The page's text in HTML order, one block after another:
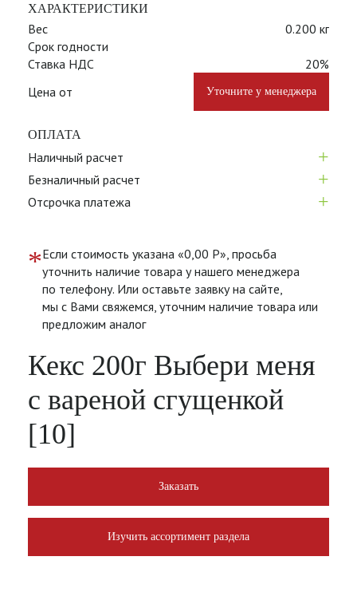
Кекс 200г Выбери меня
с вареной сгущенкой
[10]
ХАРАКТЕРИСТИКИ
Вес
0.200 кг
Срок годности
Ставка НДС
20%
Цена от
Уточните у менеджера
ОПЛАТА
Наличный расчет +
Безналичный расчет +
Отсрочка платежа +
*Если стоимость указана «0,00 Р», просьба
уточнить наличие товара у нашего менеджера
по телефону. Или оставьте заявку на сайте,
мы с Вами свяжемся, уточним наличие товара или
предложим аналог
Заказать
Изучить ассортимент раздела